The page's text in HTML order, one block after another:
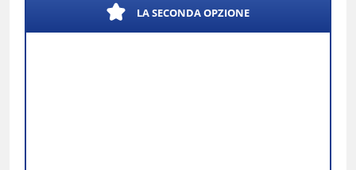
LA SECONDA OPZIONE